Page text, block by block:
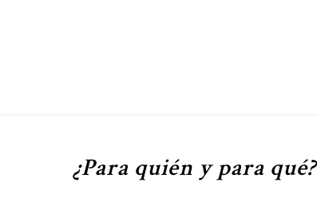
¿Para quién y para qué?